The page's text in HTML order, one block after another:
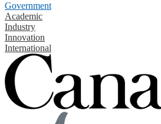
Government
Academic
Industry
Innovation
International